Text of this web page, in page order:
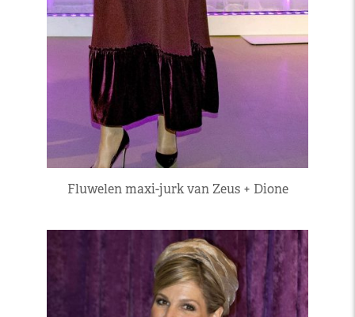
Fluwelen maxi-jurk van Zeus + Dione